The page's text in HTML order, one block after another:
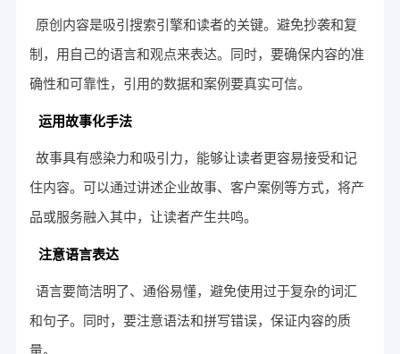
原创内容是吸引搜索引擎和读者的关键。避免抄袭和复
制，用自己的语言和观点来表达。同时，要确保内容的准
确性和可靠性，引用的数据和案例要真实可信。
运用故事化手法
故事具有感染力和吸引力，能够让读者更容易接受和记
住内容。可以通过讲述企业故事、客户案例等方式，将产
品或服务融入其中，让读者产生共鸣。
注意语言表达
语言要简洁明了、通俗易懂，避免使用过于复杂的词汇
和句子。同时，要注意语法和拼写错误，保证内容的质
量。